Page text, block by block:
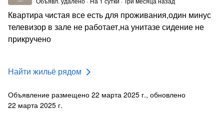
Квартира чистая все есть для проживания,один минус
телевизор в зале не работает,на унитазе сидение не
прикручено
Найти жильё рядом
Объявление размещено 22 марта 2025 г., обновлено
22 марта 2025 г.